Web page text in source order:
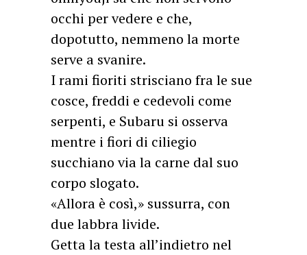
occhi per vedere e che,
dopotutto, nemmeno la morte
serve a svanire.
I rami fioriti strisciano fra le sue
cosce, freddi e cedevoli come
serpenti, e Subaru si osserva
mentre i fiori di ciliegio
succhiano via la carne dal suo
corpo slogato.
«Allora è così,» sussurra, con
due labbra livide.
Getta la testa all’indietro nel